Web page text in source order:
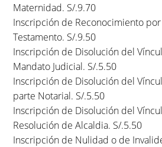
Maternidad. S/.9.70
Inscripción de Reconocimiento
Testamento. S/.9.50
Inscripción de Disolución del
Mandato Judicial. S/.5.50
Inscripción de Disolución del
parte Notarial. S/.5.50
Inscripción de Disolución del
Resolución de Alcaldia. S/.5.50
Inscripción de Nulidad o de